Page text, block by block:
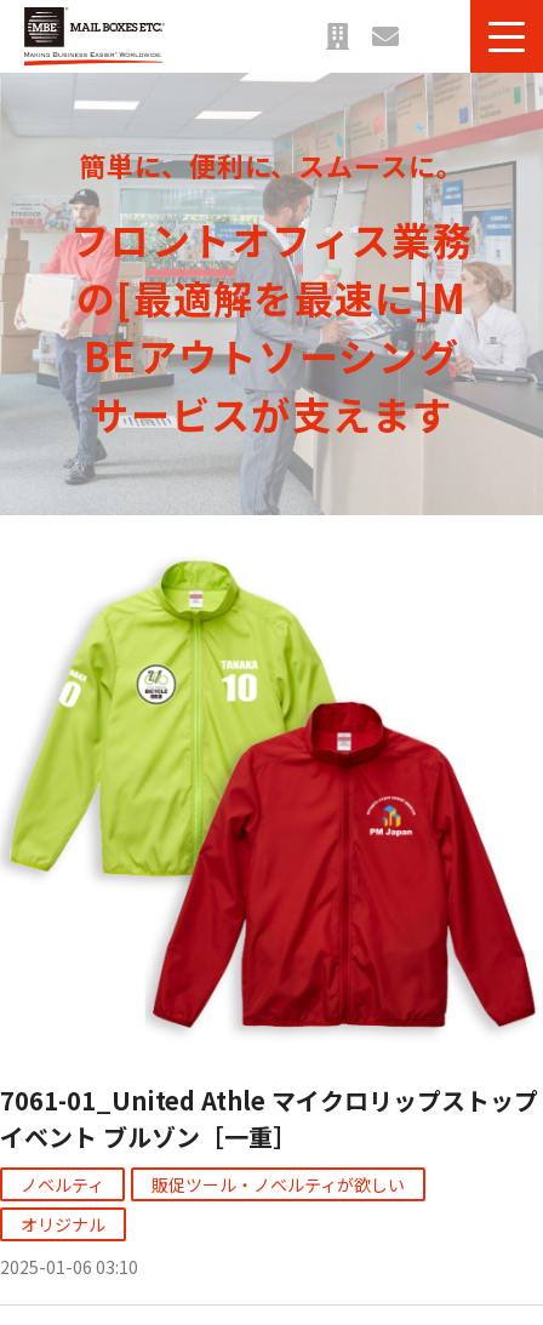
課題・目的別 一覧
法人のお客様へ
ご利用事例
お役立ち情報＆ブログ
簡単に、便利に、スムースに。
フロントオフィス業務
の[最適解を最速に]M
BEアウトソーシング
サービスが支えます
7061-01_United Athle マイクロリップストップ
イベント ブルゾン［一重］
ノベルティ
販促ツール・ノベルティが欲しい
オリジナル
2025-01-06 03:10